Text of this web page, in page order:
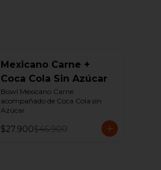
Mexicano Carne +
Coca Cola Sin Azúcar
Bowl Mexicano Carne
acompañado de Coca Cola sin
Azúcar.
$27.900$46.900